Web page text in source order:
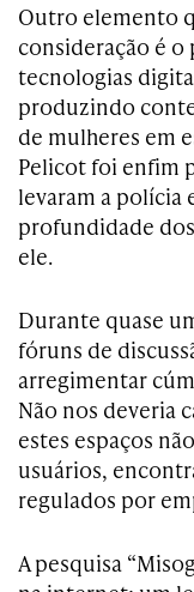
Outro elemento
consideração é
tecnologias
produzindo
de mulheres em
Pelicot foi enfim
levaram a polícia
profundidade
ele.
Durante quase
fóruns de
arregimentar
Não nos deveria
estes espaços
usuários,
regulados por
A pesquisa